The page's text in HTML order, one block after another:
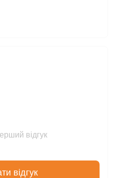
відгук
відгук